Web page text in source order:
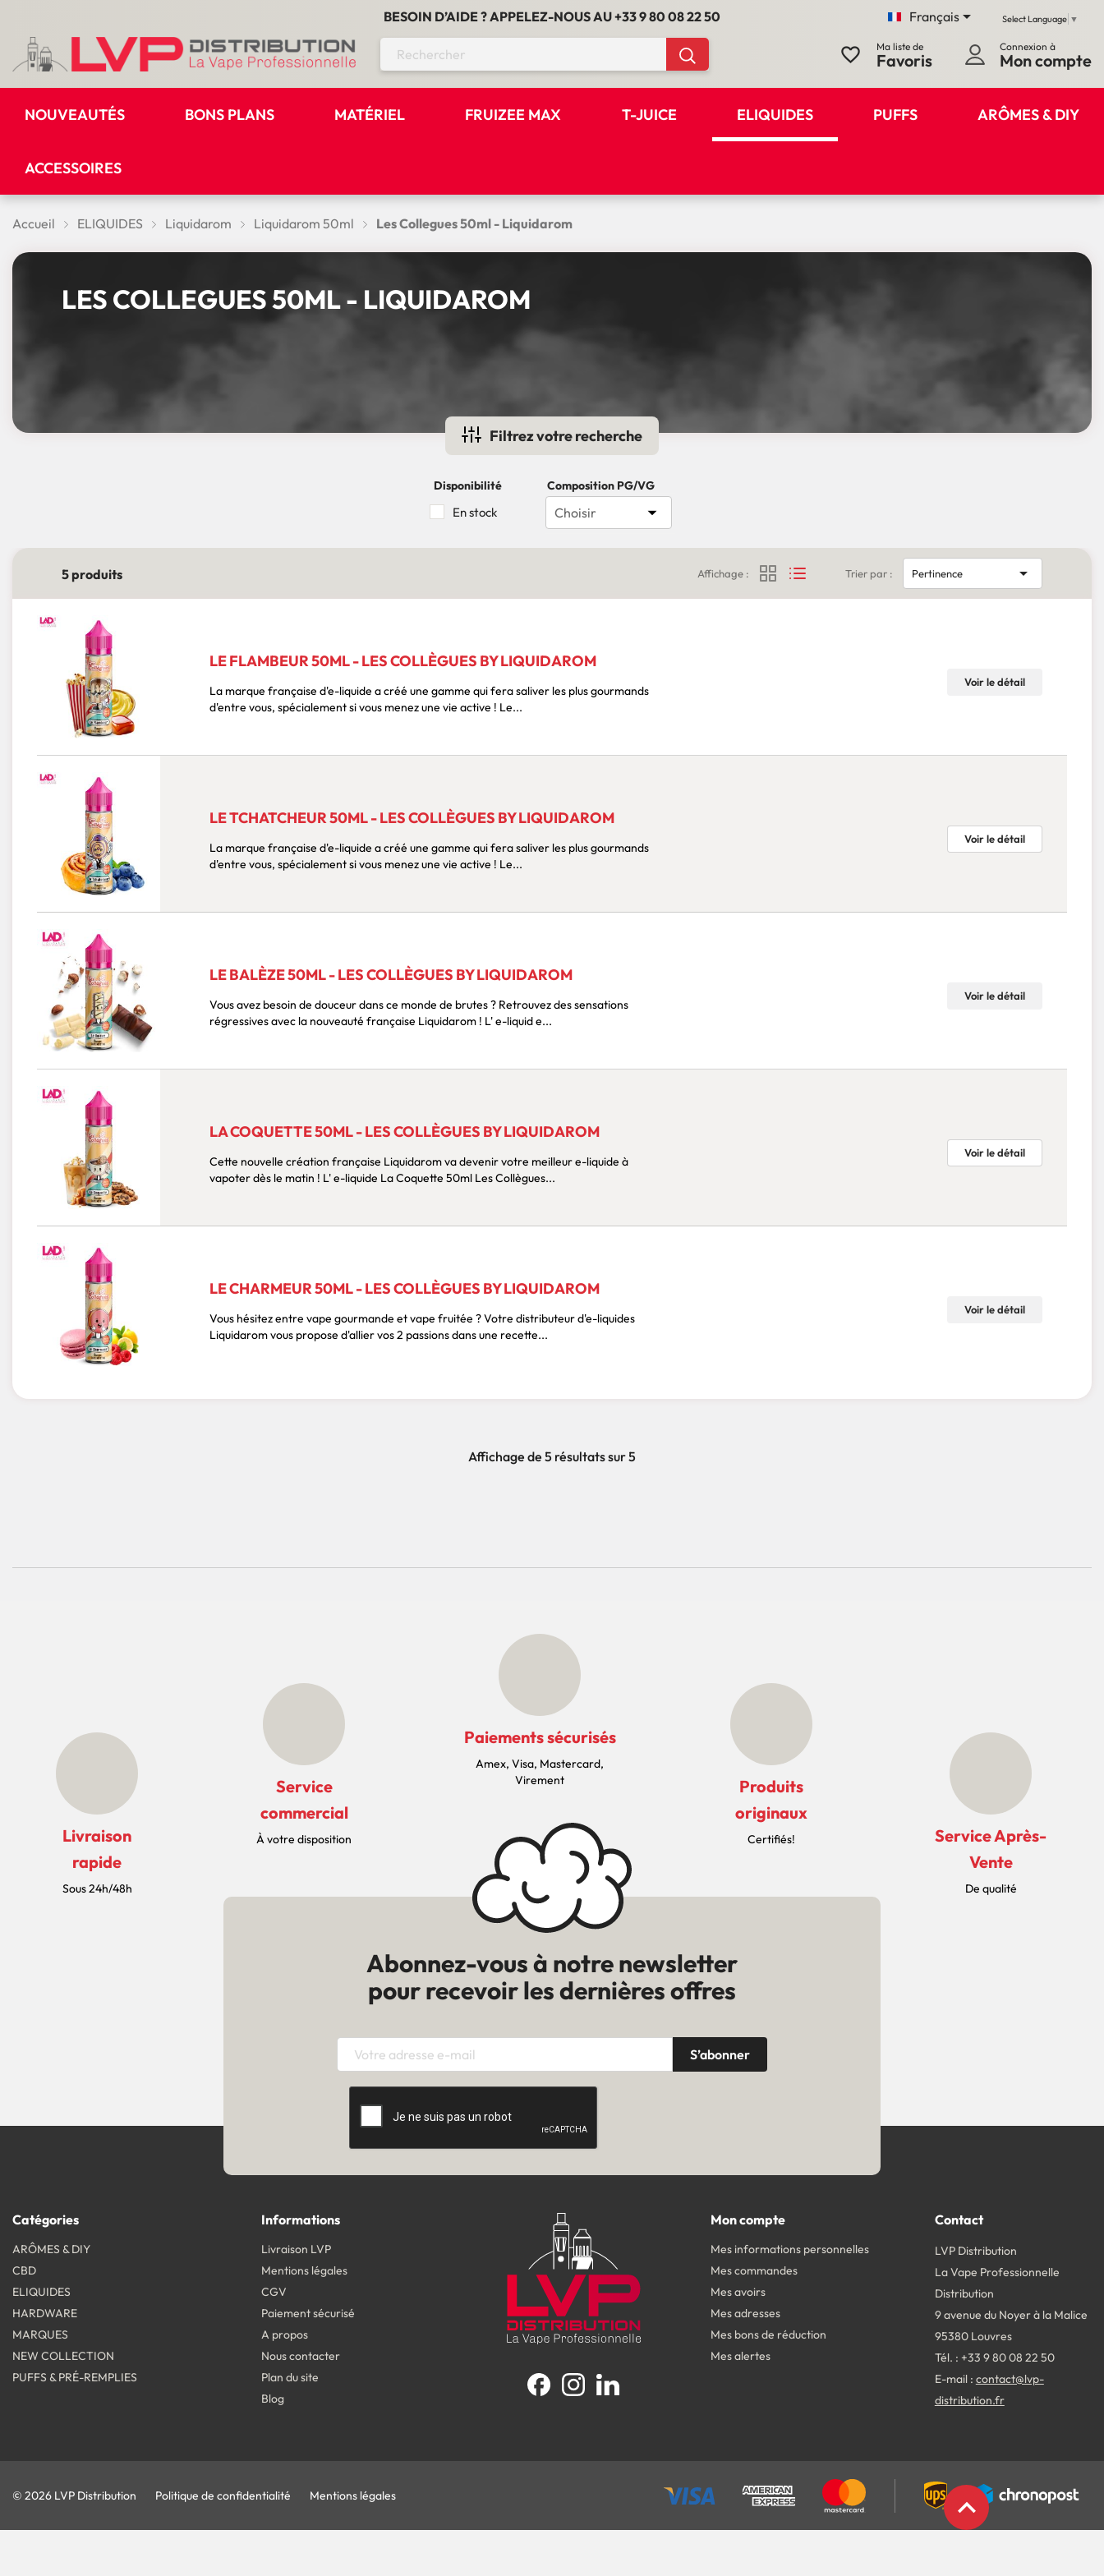
BESOIN D’AIDE ? APPELEZ-NOUS AU+33 9 80 08 22 50 Français Select Language ▼
favorite_border Ma liste de
Favoris
Connexion à
Mon compte
NOUVEAUTÉS BONS PLANS MATÉRIEL FRUIZEE MAX T-JUICE ELIQUIDES PUFFS ARÔMES & DIY
ACCESSOIRES
Accueil ELIQUIDES Liquidarom Liquidarom 50ml Les Collegues 50ml - Liquidarom
LES COLLEGUES 50ML - LIQUIDAROM
Filtrez votre recherche
Disponibilité
En stock
Composition PG/VG
Choisir 
5 produits Affichage : Trier par : Pertinence 
LE FLAMBEUR 50ML - LES COLLÈGUES BY LIQUIDAROM
La marque française d'e-liquide a créé une gamme qui fera saliver les plus gourmands
d'entre vous, spécialement si vous menez une vie active ! Le...
Voir le détail
LE TCHATCHEUR 50ML - LES COLLÈGUES BY LIQUIDAROM
La marque française d'e-liquide a créé une gamme qui fera saliver les plus gourmands
d'entre vous, spécialement si vous menez une vie active ! Le...
Voir le détail
LE BALÈZE 50ML - LES COLLÈGUES BY LIQUIDAROM
Vous avez besoin de douceur dans ce monde de brutes ? Retrouvez des sensations
régressives avec la nouveauté française Liquidarom ! L' e-liquid e...
Voir le détail
LA COQUETTE 50ML - LES COLLÈGUES BY LIQUIDAROM
Cette nouvelle création française Liquidarom va devenir votre meilleur e-liquide à
vapoter dès le matin ! L' e-liquide La Coquette 50ml Les Collègues...
Voir le détail
LE CHARMEUR 50ML - LES COLLÈGUES BY LIQUIDAROM
Vous hésitez entre vape gourmande et vape fruitée ? Votre distributeur d'e-liquides
Liquidarom vous propose d'allier vos 2 passions dans une recette...
Voir le détail
Affichage de 5 résultats sur 5
Livraison
rapide
Sous 24h/48h
Service
commercial
À votre disposition
Paiements sécurisés
Amex, Visa, Mastercard,
Virement
Produits
originaux
Certifiés!
Service Après-
Vente
De qualité
Abonnez-vous à notre newsletter
pour recevoir les dernières offres
expand_less
Catégories
ARÔMES & DIY
CBD
ELIQUIDES
HARDWARE
MARQUES
NEW COLLECTION
PUFFS & PRÉ-REMPLIES
Informations
Livraison LVP
Mentions légales
CGV
Paiement sécurisé
A propos
Nous contacter
Plan du site
Blog
FacebookInstagram
Mon compte
Mes informations personnelles
Mes commandes
Mes avoirs
Mes adresses
Mes bons de réduction
Mes alertes
Contact
LVP Distribution
La Vape Professionnelle
Distribution
9 avenue du Noyer à la Malice
95380 Louvres
Tél. : +33 9 80 08 22 50
E-mail : contact@lvp-
distribution.fr
© 2026 LVP Distribution Politique de confidentialité Mentions légales